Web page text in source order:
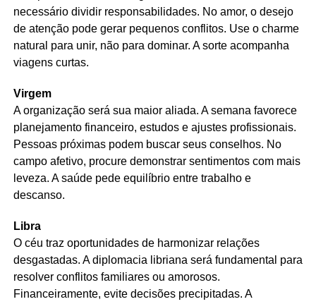
necessário dividir responsabilidades. No amor, o desejo
de atenção pode gerar pequenos conflitos. Use o charme
natural para unir, não para dominar. A sorte acompanha
viagens curtas.
Virgem
A organização será sua maior aliada. A semana favorece
planejamento financeiro, estudos e ajustes profissionais.
Pessoas próximas podem buscar seus conselhos. No
campo afetivo, procure demonstrar sentimentos com mais
leveza. A saúde pede equilíbrio entre trabalho e
descanso.
Libra
O céu traz oportunidades de harmonizar relações
desgastadas. A diplomacia libriana será fundamental para
resolver conflitos familiares ou amorosos.
Financeiramente, evite decisões precipitadas. A